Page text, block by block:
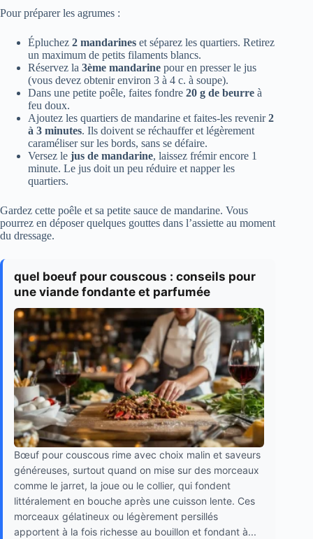
Pour préparer les agrumes :
Épluchez 2 mandarines et séparez les quartiers. Retirez
un maximum de petits filaments blancs.
Réservez la 3ème mandarine pour en presser le jus
(vous devez obtenir environ 3 à 4 c. à soupe).
Dans une petite poêle, faites fondre 20 g de beurre à
feu doux.
Ajoutez les quartiers de mandarine et faites-les revenir2
à 3 minutes. Ils doivent se réchauffer et légèrement
caraméliser sur les bords, sans se défaire.
Versez le jus de mandarine, laissez frémir encore 1
minute. Le jus doit un peu réduire et napper les
quartiers.
Gardez cette poêle et sa petite sauce de mandarine. Vous
pourrez en déposer quelques gouttes dans l’assiette au moment
du dressage.
quel boeuf pour couscous : conseils pour
une viande fondante et parfumée
Bœuf pour couscous rime avec choix malin et saveurs
généreuses, surtout quand on mise sur des morceaux
comme le jarret, la joue ou le collier, qui fondent
littéralement en bouche après une cuisson lente. Ces
morceaux gélatineux ou légèrement persillés
apportent à la fois richesse au bouillon et fondant à...